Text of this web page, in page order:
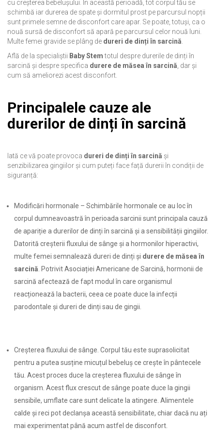
cu creșterea bebelușului. În această perioadă, tot corpul tău se
schimbă iar durerea de spate și dormitul prost pe parcursul nopții
sunt primele semne de disconfort care apar. Se poate, totuși, ca o
nouă sursă de disconfort să apară pe parcursul celor nouă luni.
Multe femei gravide se plâng de dureri de dinți în sarcină
Află de la specialiștii Baby Stemtotul despre durerile de dinți în
sarcină și despre specifica durere de măsea în sarcină , dar și
cum să ameliorezi acest disconfort.
Principalele cauze ale
durerilor de dinți în sarcină
Iată ce vă poate provoca dureri de dinți în sarcină și
senzibilizarea gingiilor și cum puteți face față durerii în condiții de
siguranță:
Modificări hormonale – Schimbările hormonale ce au loc în
corpul dumneavoastră în perioada sarcinii sunt principala cauză
de apariție a durerilor de dinți în sarcină și a sensibilității gingiilor.
Datorită creșterii fluxului de sânge și a hormonilor hiperactivi,
multe femei semnalează dureri de dinți și durere de măsea în
sarcină . Potrivit Asociației Americane de Sarcină, hormonii de
sarcină afectează de fapt modul în care organismul
reacționează la bacterii, ceea ce poate duce la infecții
parodontale și dureri de dinți sau de gingii.
Creșterea fluxului de sânge. Corpul tău este suprasolicitat
pentru a putea susține micuțul bebeluș ce crește în pântecele
tău. Acest proces duce la creșterea fluxului de sânge în
organism. Acest flux crescut de sânge poate duce la gingii
sensibile, umflate care sunt delicate la atingere. Alimentele
calde și reci pot declanșa această sensibilitate, chiar dacă nu ați
mai experimentat până acum astfel de​​ disconfort.